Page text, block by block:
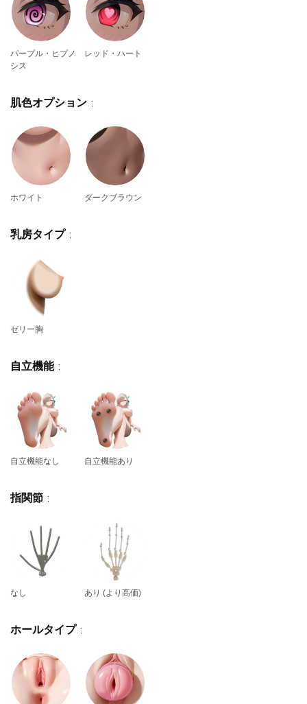
パープル・ヒプノ
シス
レッド・ハート
肌色オプション :
ホワイト ダークブラウン
乳房タイプ :
ゼリー胸
自立機能 :
自立機能なし 自立機能あり
指関節 :
なし あり (より高価)
ホールタイプ :